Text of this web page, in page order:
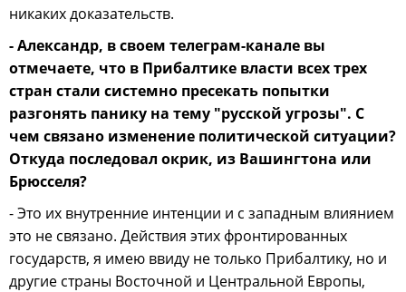
никаких доказательств.
- Александр, в своем телеграм-канале вы
отмечаете, что в Прибалтике власти всех трех
стран стали системно пресекать попытки
разгонять панику на тему "русской угрозы". С
чем связано изменение политической ситуации?
Откуда последовал окрик, из Вашингтона или
Брюсселя?
- Это их внутренние интенции и с западным влиянием
это не связано. Действия этих фронтированных
государств, я имею ввиду не только Прибалтику, но и
другие страны Восточной и Центральной Европы,